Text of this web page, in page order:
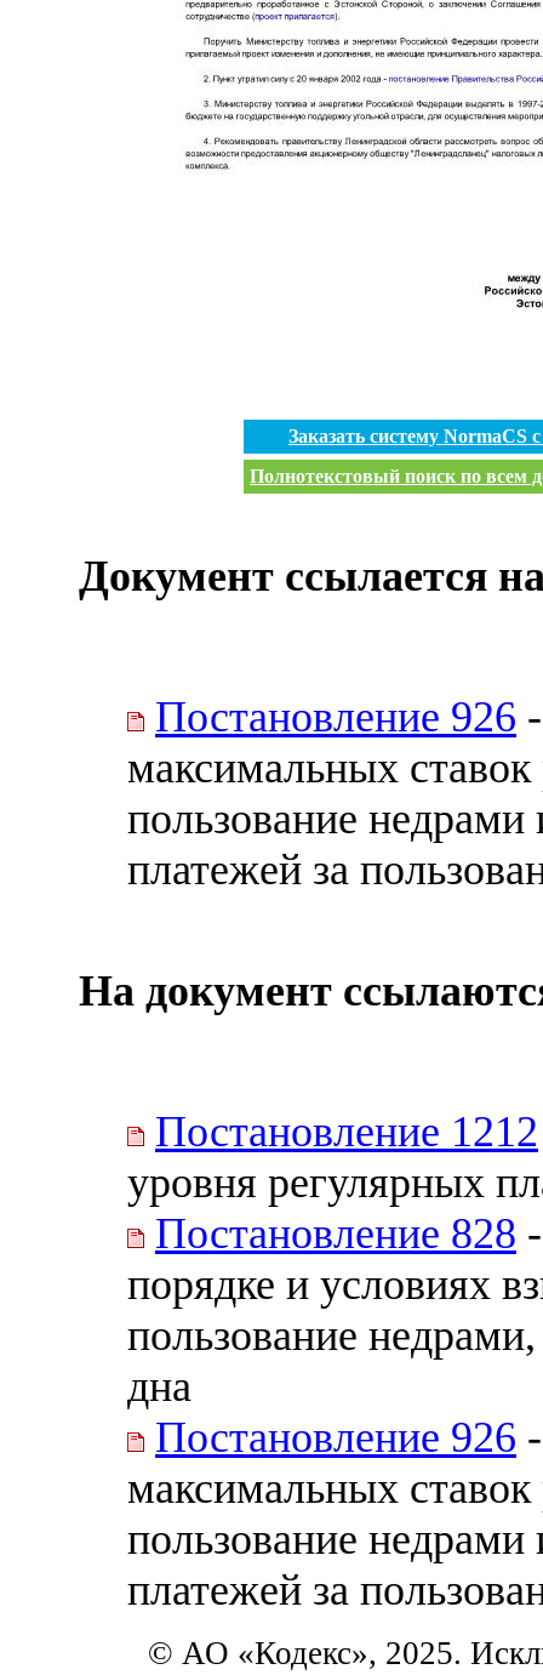
Заказать систему
Полнотекстовый поиск по всем
Документ ссылается
Постановление 926
максимальных
пользование
платежей за
На документ
Постановление 1212
уровня регулярных
Постановление 828
порядке и условиях
пользование
дна
Постановление 926
максимальных
пользование
платежей за
© АО «Кодекс», 2025.